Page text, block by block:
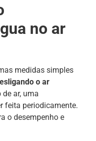
no ar
medidas simples
o ar
ar, uma
feita periodicamente.
o desempenho e